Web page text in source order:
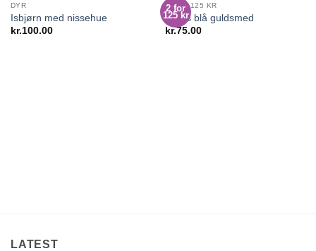
DYR
Isbjørn med nissehue
kr.100.00
2 for
125 kr
2 FOR 125 KR
Tyrkis blå guldsmed
kr.75.00
LATEST